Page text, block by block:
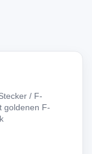
/ F-
goldenen F-